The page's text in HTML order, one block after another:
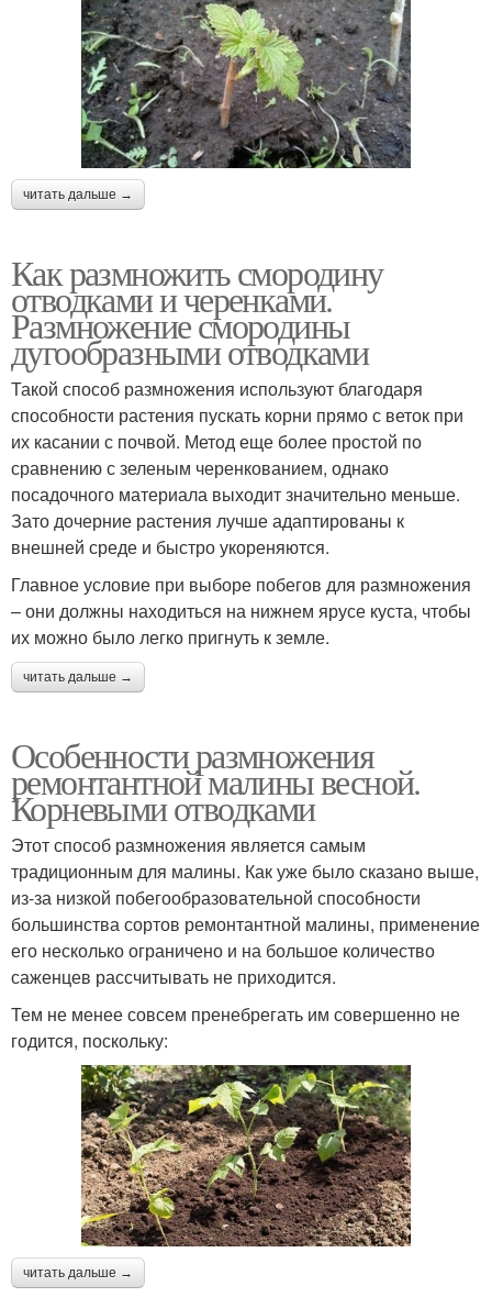
читать дальше →
Как размножить смородину
отводками и черенками.
Размножение смородины
дугообразными отводками
Такой способ размножения используют благодаря
способности растения пускать корни прямо с веток при
их касании с почвой. Метод еще более простой по
сравнению с зеленым черенкованием, однако
посадочного материала выходит значительно меньше.
Зато дочерние растения лучше адаптированы к
внешней среде и быстро укореняются.
Главное условие при выборе побегов для размножения
– они должны находиться на нижнем ярусе куста, чтобы
их можно было легко пригнуть к земле.
читать дальше →
Особенности размножения
ремонтантной малины весной.
Корневыми отводками
Этот способ размножения является самым
традиционным для малины. Как уже было сказано выше,
из-за низкой побегообразовательной способности
большинства сортов ремонтантной малины, применение
его несколько ограничено и на большое количество
саженцев рассчитывать не приходится.
Тем не менее совсем пренебрегать им совершенно не
годится, поскольку:
читать дальше →